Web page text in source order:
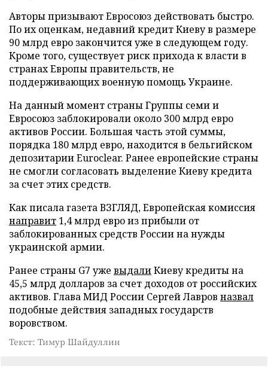
Авторы призывают Евросоюз действовать быстро.
По их оценкам, недавний кредит Киеву в размере
90 млрд евро закончится уже в следующем году.
Кроме того, существует риск прихода к власти в
странах Европы правительств, не
поддерживающих военную помощь Украине.
На данный момент страны Группы семи и
Евросоюз заблокировали около 300 млрд евро
активов России. Большая часть этой суммы,
порядка 180 млрд евро, находится в бельгийском
депозитарии Euroclear. Ранее европейские страны
не смогли согласовать выделение Киеву кредита
за счет этих средств.
Как писала газета ВЗГЛЯД, Европейская комиссия
направит 1,4 млрд евро из прибыли от
заблокированных средств России на нужды
украинской армии.
Ранее страны G7 уже выдалиКиеву кредиты на
45,5 млрд долларов за счет доходов от российских
активов. Глава МИД России Сергей Лавров назвал
подобные действия западных государств
воровством.
Текст: Тимур Шайдуллин